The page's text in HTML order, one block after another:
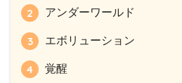
アンダーワールド
エボリューション
覚醒